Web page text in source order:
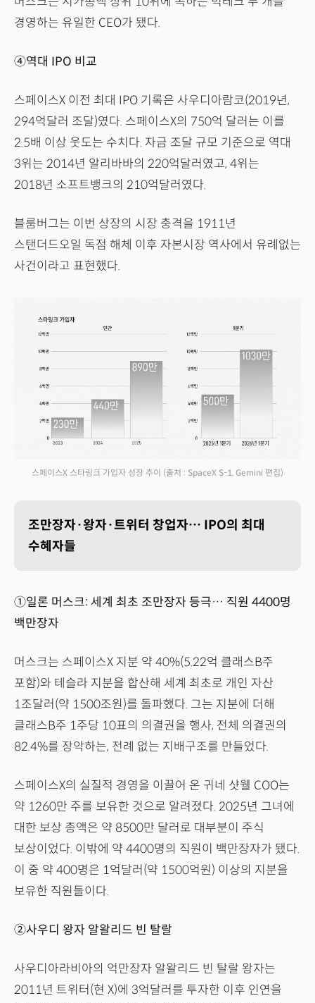
경영하는 유일한 CEO가 됐다.
④역대 IPO 비교
스페이스X 이전 최대 IPO 기록은 사우디아람코(2019년,
294억달러 조달)였다. 스페이스X의 750억 달러는 이를
2.5배 이상 웃도는 수치다. 자금 조달 규모 기준으로 역대
3위는 2014년 알리바바의 220억달러였고, 4위는
2018년 소프트뱅크의 210억달러였다.
블룸버그는 이번 상장의 시장 충격을 1911년
스탠더드오일 독점 해체 이후 자본시장 역사에서 유례없는
사건이라고 표현했다.
스페이스X 스타링크 가입자 성장 추이 (출처 : SpaceX S-1, Gemini 편집)
조만장자·왕자·트위터 창업자… IPO의 최대
수혜자들
①일론 머스크: 세계 최초 조만장자 등극… 직원 4400명
백만장자
머스크는 스페이스X 지분 약 40%(5.22억 클래스B주
포함)와 테슬라 지분을 합산해 세계 최초로 개인 자산
1조달러(약 1500조원)를 돌파했다. 그는 지분에 더해
클래스B주 1주당 10표의 의결권을 행사, 전체 의결권의
82.4%를 장악하는, 전례 없는 지배구조를 만들었다.
스페이스X의 실질적 경영을 이끌어 온 귀네 샷웰 COO는
약 1260만 주를 보유한 것으로 알려졌다. 2025년 그녀에
대한 보상 총액은 약 8500만 달러로 대부분이 주식
보상이었다. 이밖에 약 4400명의 직원이 백만장자가 됐다.
이 중 약 400명은 1억달러(약 1500억원) 이상의 지분을
보유한 직원들이다.
②사우디 왕자 알왈리드 빈 탈랄
사우디아라비아의 억만장자 알왈리드 빈 탈랄 왕자는
2011년 트위터(현 X)에 3억달러를 투자한 이후 인연을